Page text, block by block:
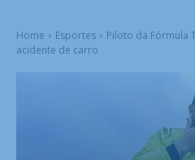
Home Esportes
Piloto da Fórmula
acidente de carro